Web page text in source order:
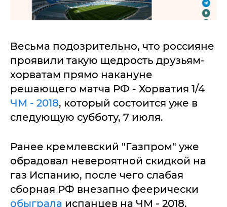
Весьма подозрительно, что россияне
проявили такую щедрость друзьям-
хорватам прямо накануне
решающего матча РФ - Хорватия 1/4
ЧМ - 2018, который состоится уже в
следующую субботу, 7 июля.
Ранее кремлевский "Газпром" уже
обрадовал невероятной скидкой на
газ Испанию, после чего слабая
сборная РФ внезапно феерически
обыграла испанцев на ЧМ - 2018.